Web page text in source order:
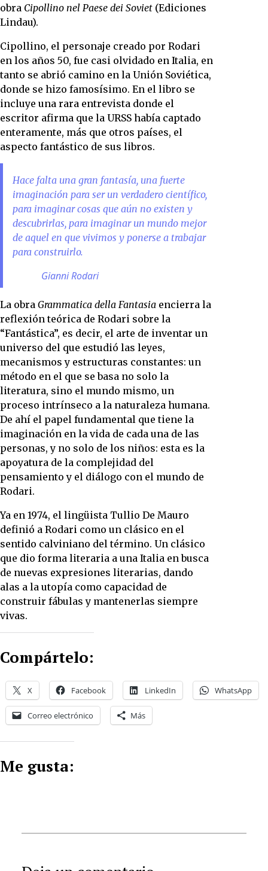
obra Cipollino nel Paese dei Soviet (Ediciones
Lindau).
Cipollino, el personaje creado por Rodari
en los años 50, fue casi olvidado en Italia, en
tanto se abrió camino en la Unión Soviética,
donde se hizo famosísimo. En el libro se
incluye una rara entrevista donde el
escritor afirma que la URSS había captado
enteramente, más que otros países, el
aspecto fantástico de sus libros.
Hace falta una gran fantasía, una fuerte
imaginación para ser un verdadero científico,
para imaginar cosas que aún no existen y
descubrirlas, para imaginar un mundo mejor
de aquel en que vivimos y ponerse a trabajar
para construirlo.
Gianni Rodari
La obra Grammatica della Fantasia encierra la
reflexión teórica de Rodari sobre la
“Fantástica”, es decir, el arte de inventar un
universo del que estudió las leyes,
mecanismos y estructuras constantes: un
método en el que se basa no solo la
literatura, sino el mundo mismo, un
proceso intrínseco a la naturaleza humana.
De ahí el papel fundamental que tiene la
imaginación en la vida de cada una de las
personas, y no solo de los niños: esta es la
apoyatura de la complejidad del
pensamiento y el diálogo con el mundo de
Rodari.
Ya en 1974, el lingüista Tullio De Mauro
definió a Rodari como un clásico en el
sentido calviniano del término. Un clásico
que dio forma literaria a una Italia en busca
de nuevas expresiones literarias, dando
alas a la utopía como capacidad de
construir fábulas y mantenerlas siempre
vivas.
Compártelo:
X Facebook LinkedIn WhatsApp
Correo electrónico Más
Me gusta: